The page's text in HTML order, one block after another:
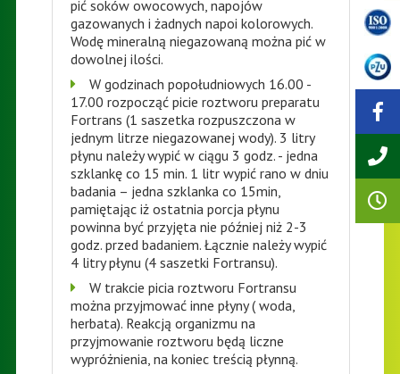
pić soków owocowych, napojów
gazowanych i żadnych napoi kolorowych.
Wodę mineralną niegazowaną można pić w
dowolnej ilości.
W godzinach popołudniowych 16.00 -
17.00 rozpocząć picie roztworu preparatu
Fortrans (1 saszetka rozpuszczona w
jednym litrze niegazowanej wody). 3 litry
płynu należy wypić w ciągu 3 godz. - jedna
szklankę co 15 min. 1 litr wypić rano w dniu
badania – jedna szklanka co 15min,
pamiętając iż ostatnia porcja płynu
powinna być przyjęta nie później niż 2-3
godz. przed badaniem. Łącznie należy wypić
4 litry płynu (4 saszetki Fortransu).
W trakcie picia roztworu Fortransu
można przyjmować inne płyny ( woda,
herbata). Reakcją organizmu na
przyjmowanie roztworu będą liczne
wypróżnienia, na koniec treścią płynną.